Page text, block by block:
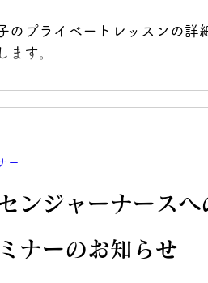
のプライベートレッスンの詳
ます。
ンジャーナース
ナーのお知らせ
ー